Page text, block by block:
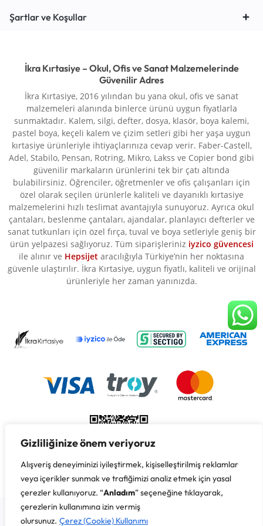
Gizliliğinize önem veriyoruz
Alışveriş deneyiminizi iyileştirmek, kişiselleştirilmiş reklamlar
veya içerikler sunmak ve trafiğimizi analiz etmek için yasal
çerezler kullanıyoruz. “Anladım” seçeneğine tıklayarak,
çerezlerin kullanımına izin vermiş
olursunuz. Çerez (Cookie) Kullanımı
Şartlar ve Koşullar
İkra Kırtasiye – Okul, Ofis ve Sanat Malzemelerinde
Güvenilir Adres
İkra Kırtasiye, 2016 yılından bu yana okul, ofis ve sanat
malzemeleri alanında binlerce ürünü uygun fiyatlarla
sunmaktadır. Kalem, silgi, defter, dosya, klasör, boya kalemi,
pastel boya, keçeli kalem ve çizim setleri gibi her yaşa uygun
kırtasiye ürünleriyle ihtiyaçlarınıza cevap verir. Faber-Castell,
Adel, Stabilo, Pensan, Rotring, Mikro, Lakss ve Copier bond gibi
güvenilir markaların ürünlerini tek bir çatı altında
bulabilirsiniz. Öğrenciler, öğretmenler ve ofis çalışanları için
özel olarak seçilen ürünlerle kaliteli ve dayanıklı kırtasiye
malzemelerini hızlı teslimat avantajıyla sunuyoruz. Ayrıca okul
çantaları, beslenme çantaları, ajandalar, planlayıcı defterler ve
sanat tutkunları için özel fırça, tuval ve boya setleriyle geniş bir
ürün yelpazesi sağlıyoruz. Tüm siparişleriniz iyzico güvencesi
ile alınır ve Hepsijet aracılığıyla Türkiye’nin her noktasına
güvenle ulaştırılır. İkra Kırtasiye, uygun fiyatlı, kaliteli ve orijinal
ürünleriyle her zaman yanınızda.
Copyright © 2026 İkra Kırtasiye & Süreyya Özbay, Her Hakkı
Saklıdır.